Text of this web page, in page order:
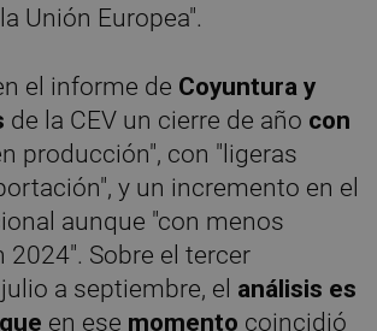
Unión Europea".
el informe de Coyuntura y
de la CEV un cierre de año con
producción", con "ligeras
y un incremento en el
aunque "con menos
2024". Sobre el tercer
a septiembre, el análisis es
en ese momento coincidió